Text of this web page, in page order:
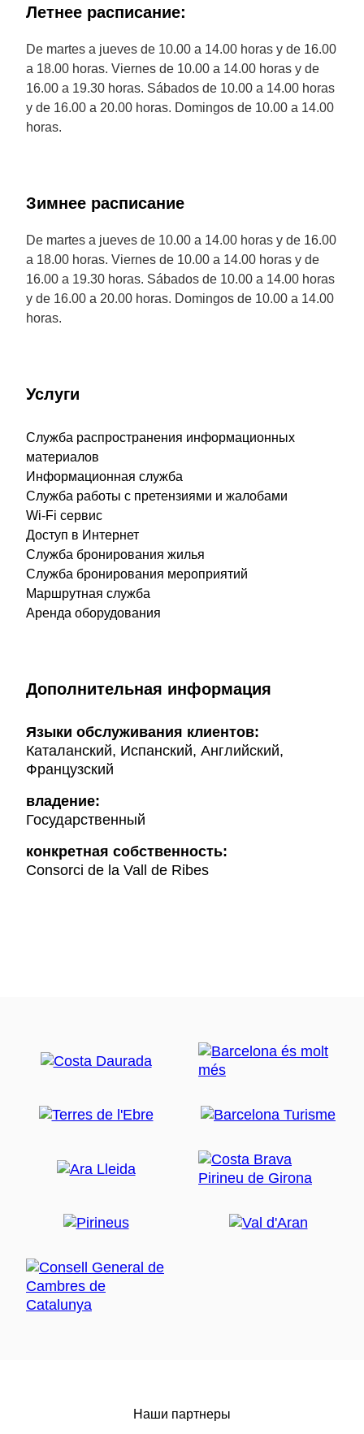
Летнее расписание:
De martes a jueves de 10.00 a 14.00 horas y de 16.00
a 18.00 horas. Viernes de 10.00 a 14.00 horas y de
16.00 a 19.30 horas. Sábados de 10.00 a 14.00 horas
y de 16.00 a 20.00 horas. Domingos de 10.00 a 14.00
horas.
Зимнее расписание
De martes a jueves de 10.00 a 14.00 horas y de 16.00
a 18.00 horas. Viernes de 10.00 a 14.00 horas y de
16.00 a 19.30 horas. Sábados de 10.00 a 14.00 horas
y de 16.00 a 20.00 horas. Domingos de 10.00 a 14.00
horas.
Услуги
Служба распространения информационных
материалов
Информационная служба
Служба работы с претензиями и жалобами
Wi-Fi сервис
Доступ в Интернет
Служба бронирования жилья
Служба бронирования мероприятий
Маршрутная служба
Аренда оборудования
Дополнительная информация
Языки обслуживания клиентов:
Каталанский, Испанский, Английский,
Французский
владение:
Государственный
конкретная собственность:
Consorci de la Vall de Ribes
Наши партнеры